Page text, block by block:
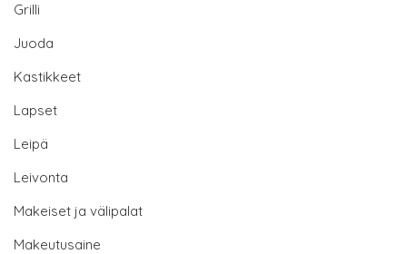
Grilli
Juoda
Kastikkeet
Lapset
Leipä
Leivonta
Makeiset ja välipalat
Makeutusaine